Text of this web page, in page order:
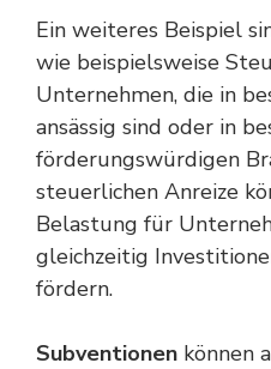
Ein weiteres Beispiel
wie beispielsweise
Unternehmen, die in
ansässig sind oder in
förderungswürdigen
steuerlichen Anreize
Belastung für
gleichzeitig
fördern.
Subventionen können